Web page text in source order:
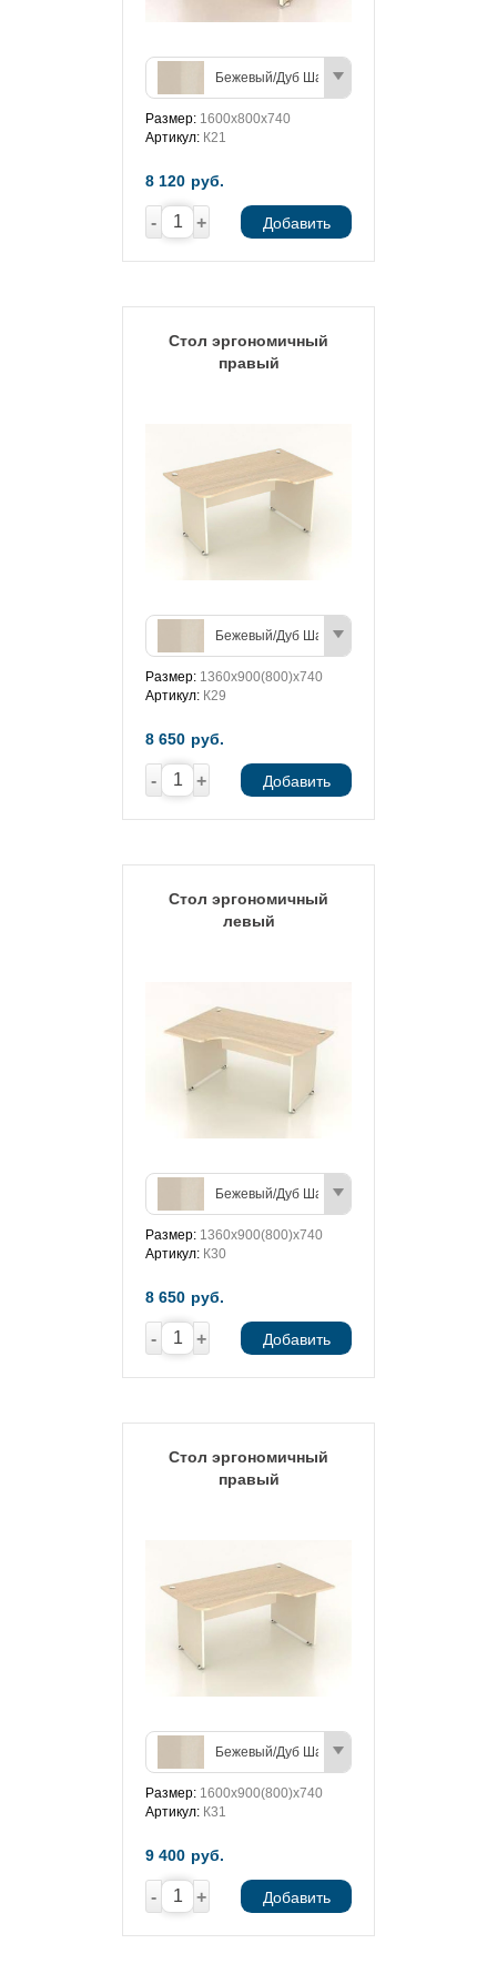
Бежевый/Дуб Шамони (светлый)
Размер: 1600х800х740
Артикул: К21
8 120 руб.
- + Добавить
Стол эргономичный
правый
Бежевый/Дуб Шамони (светлый)
Размер: 1360х900(800)х740
Артикул: К29
8 650 руб.
- + Добавить
Стол эргономичный
левый
Бежевый/Дуб Шамони (светлый)
Размер: 1360х900(800)х740
Артикул: К30
8 650 руб.
- + Добавить
Стол эргономичный
правый
Бежевый/Дуб Шамони (светлый)
Размер: 1600х900(800)х740
Артикул: К31
9 400 руб.
- + Добавить